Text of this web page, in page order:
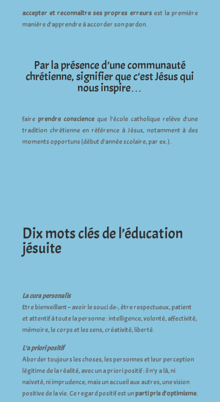
accepter et reconnaître ses propres erreurs est la première
manière d’apprendre à accorder son pardon.
Par la présence d’une communauté
chrétienne, signifier que c’est Jésus qui
nous inspire…
faire prendre conscience que l’école catholique relève d’une
tradition chrétienne en référence à Jésus, notamment à des
moments opportuns (début d’année scolaire, par ex.).
Dix mots clés de l’éducation
jésuite
La cura personalis
Etre bienveillant – avoir le souci de-, être respectueux, patient
et attentif à toute la personne : intelligence, volonté, affectivité,
mémoire, le corps et les sens, créativité, liberté.
L’a priori positif
Aborder toujours les choses, les personnes et leur perception
légitime de la réalité, avec un a priori positif : il n’y a là, ni
naïveté, ni imprudence, mais un accueil aux autres, une vision
positive de la vie. Ce regard positif est unparti pris d’optimisme.